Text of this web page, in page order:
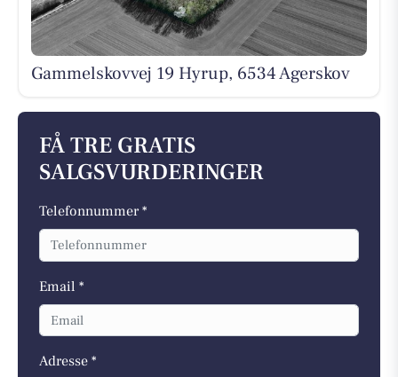
Gammelskovvej 19 Hyrup, 6534 Agerskov
FÅ TRE GRATIS
SALGSVURDERINGER
Telefonnummer *
Email *
Adresse *